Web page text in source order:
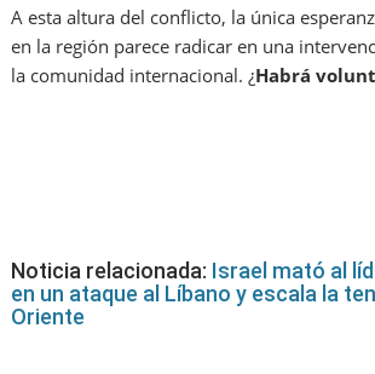
A esta altura del conflicto, la única
en la región parece radicar en una
la comunidad internacional. ¿Habrá
Noticia relacionada: Israel mató al
en un ataque al Líbano y escala la
Oriente